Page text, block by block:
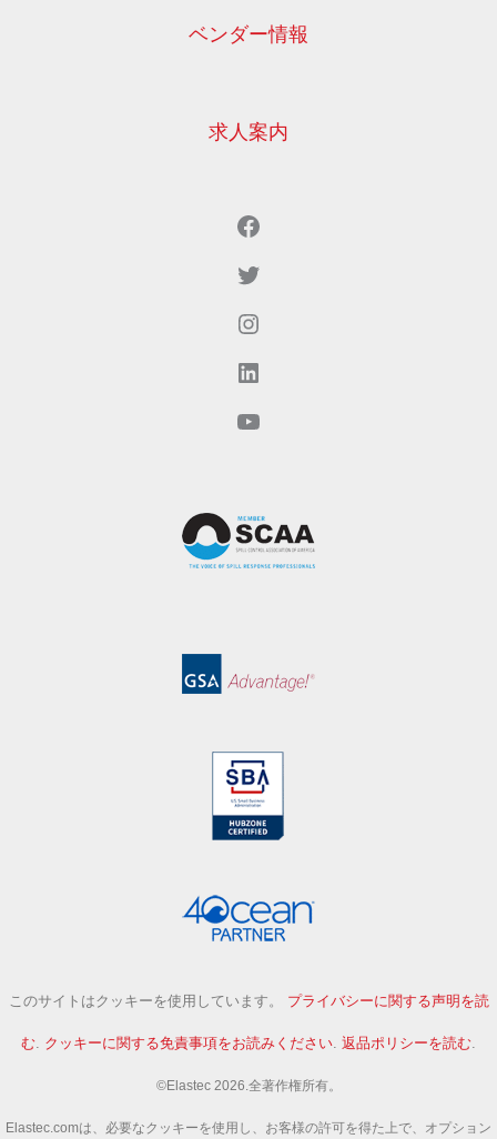
ベンダー情報
求人案内
Facebook
Twitter
Instagram
LinkedIn
YouTubeでご覧いただけます。
このサイトはクッキーを使用しています。 プライバシーに関する声明を読
む. クッキーに関する免責事項をお読みください. 返品ポリシーを読む.
©Elastec 2026.全著作権所有。
Elastec.comは、必要なクッキーを使用し、お客様の許可を得た上で、オプション